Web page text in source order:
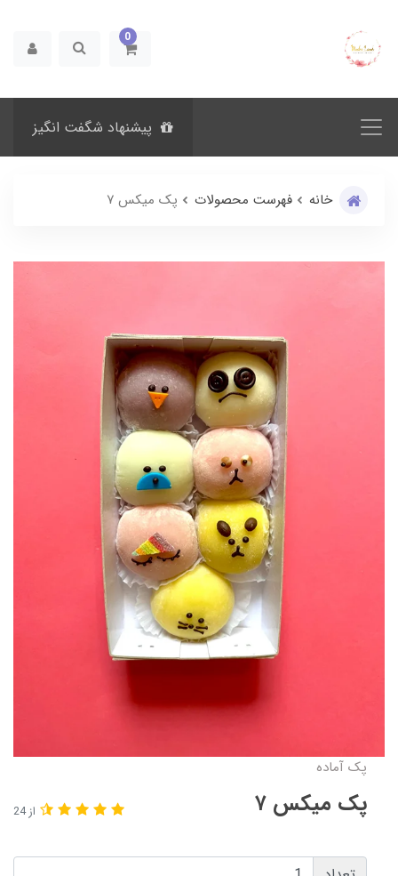
0
پیشنهاد شگفت انگیز
خانه فهرست محصولات پک میکس ۷
پک آماده
پک میکس ۷ از 24